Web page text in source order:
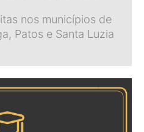
nos municípios de
Patos e Santa Luzia